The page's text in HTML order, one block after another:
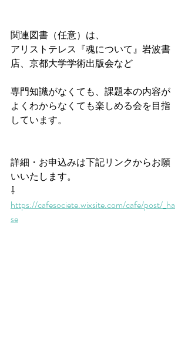
関連図書（任意）は、
アリストテレス『魂について』岩波書
店、京都大学学術出版会など
専門知識がなくても、課題本の内容が
よくわからなくても楽しめる会を目指
しています。
詳細・お申込みは下記リンクからお願
いいたします。
⇩
https://cafesociete.wixsite.com/cafe/post/_ha
se